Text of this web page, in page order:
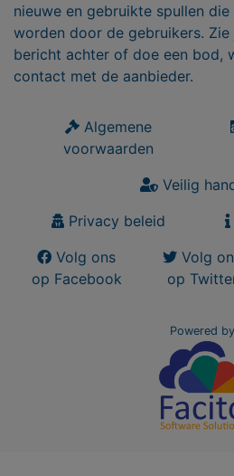
nieuwe en gebruikte spullen die
worden door de gebruikers. Zie
bericht achter of doe een bod,
contact met de aanbieder.
Algemene
voorwaarden
Veilig
Privacy beleid
Volg ons
op Facebook
Volg
op
Powered by